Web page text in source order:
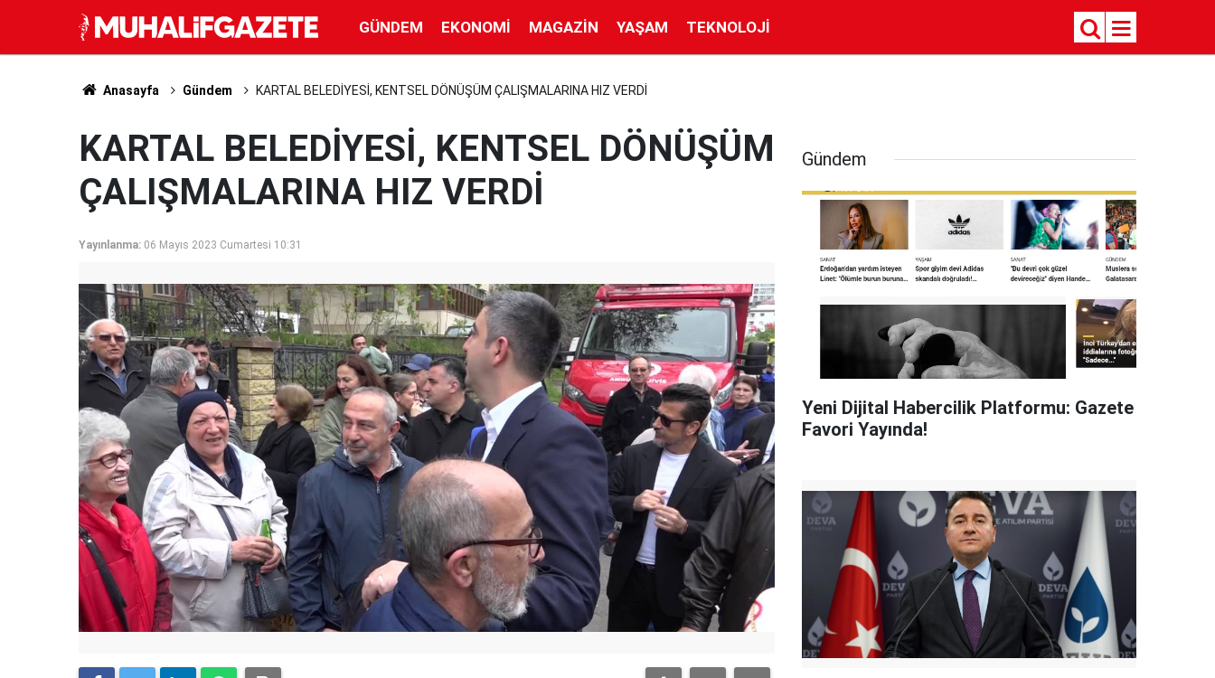
GÜNDEM EKONOMI MAGAZIN YAŞAM TEKNOLOJI
Anasayfa Gündem KARTAL BELEDİYESİ, KENTSEL DÖNÜŞÜM ÇALIŞMALARINA HIZ VERDİ
KARTAL BELEDİYESİ, KENTSEL DÖNÜŞÜM
ÇALIŞMALARINA HIZ VERDİ
Yayınlanma: 06 Mayıs 2023 Cumartesi 10:31
Gündem
Yeni Dijital Habercilik Platformu: Gazete
Favori Yayında!